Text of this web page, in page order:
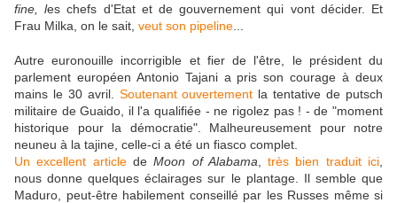
fine, les chefs d'Etat et de gouvernement qui vont décider. Et
Frau Milka, on le sait, veut son pipeline
Autre euronouille incorrigible et fier de l'être, le président du
parlement européen Antonio Tajani a pris son courage à deux
mains le 30 avril. Soutenant ouvertement la tentative de putsch
militaire de Guaido, il l'a qualifiée - ne rigolez pas ! - de "moment
historique pour la démocratie". Malheureusement pour notre
neuneu à la tajine, celle-ci a été un fiasco complet.
Un excellent articledeMoon of Alabama ,très bien traduit ici
nous donne quelques éclairages sur le plantage. Il semble que
Maduro, peut-être habilement conseillé par les Russes même si